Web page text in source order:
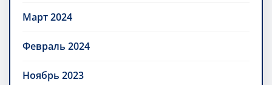
Март 2024
Февраль 2024
Ноябрь 2023